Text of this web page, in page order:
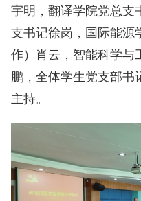
宇明，翻译学院党总支
支书记徐岗，国际能源
作）肖云，智能科学与
鹏，全体学生党支部书
主持。